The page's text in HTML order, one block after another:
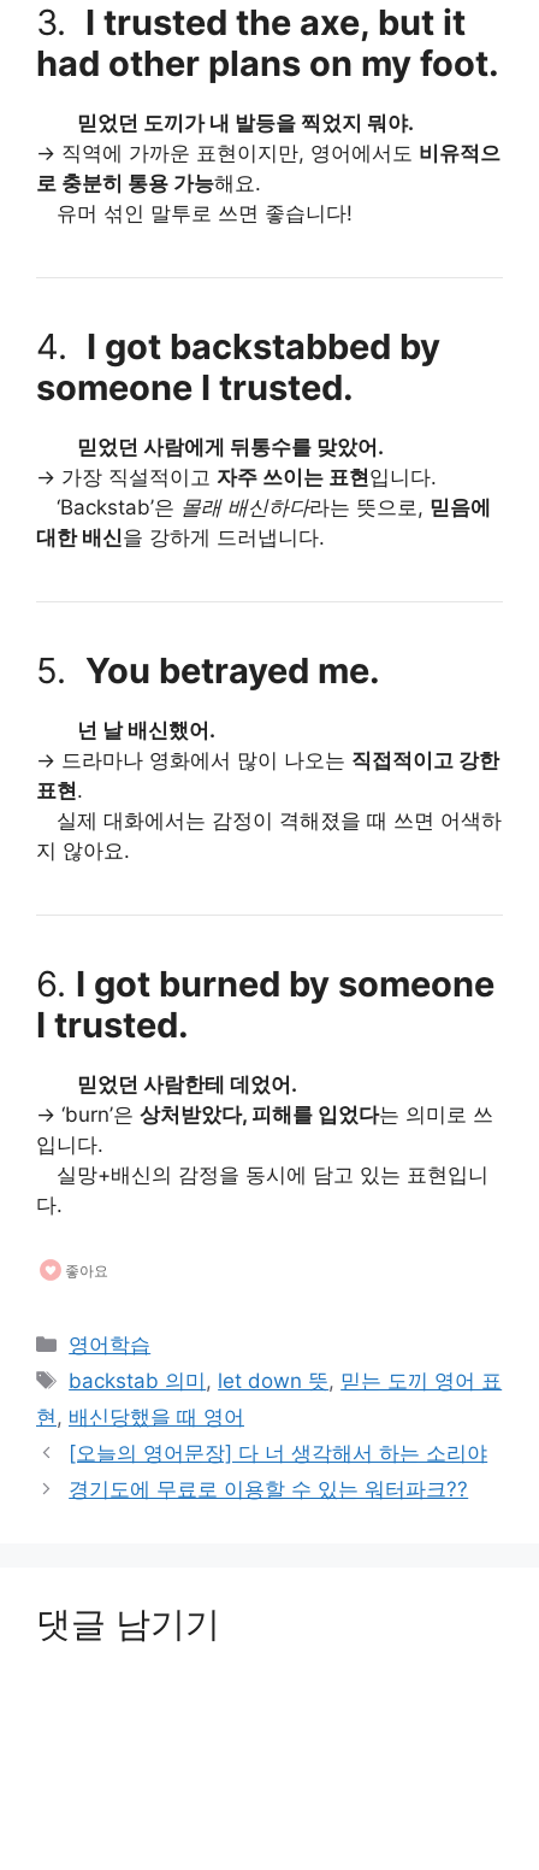
3. I trusted the axe, but it
had other plans on my foot.
믿었던 도끼가 내 발등을 찍었지 뭐야.
→ 직역에 가까운 표현이지만, 영어에서도 비유적으
로 충분히 통용 가능해요.
유머 섞인 말투로 쓰면 좋습니다!
4. I got backstabbed by
someone I trusted.
믿었던 사람에게 뒤통수를 맞았어.
→ 가장 직설적이고 자주 쓰이는 표현입니다.
‘Backstab’은 몰래 배신하다라는 뜻으로, 믿음에
대한 배신을 강하게 드러냅니다.
5. You betrayed me.
넌 날 배신했어.
→ 드라마나 영화에서 많이 나오는 직접적이고 강한
표현.
실제 대화에서는 감정이 격해졌을 때 쓰면 어색하
지 않아요.
6. I got burned by someone
I trusted.
믿었던 사람한테 데었어.
→ ‘burn’은 상처받았다, 피해를 입었다는 의미로 쓰
입니다.
실망+배신의 감정을 동시에 담고 있는 표현입니
다.
좋아요
카
테
리
영어학습
태
그
backstab 의미 , let down 뜻, 믿는 도끼 영어 표
현 , 배신당했을 때 영어
[오늘의 영어문장] 다 너 생각해서 하는 소리야
경기도에 무료로 이용할 수 있는 워터파크??
댓글 남기기